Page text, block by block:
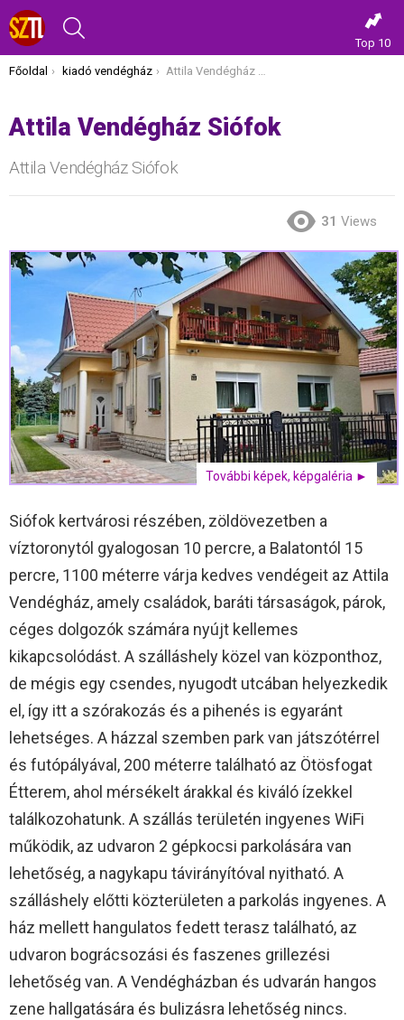
Top 10
Itt vagy most:
Főoldal kiadó vendégház Attila Vendégház Siófok
Attila Vendégház Siófok
Attila Vendégház Siófok
31 Views
További képek, képgaléria ►
Siófok kertvárosi részében, zöldövezetben a
víztoronytól gyalogosan 10 percre, a Balatontól 15
percre, 1100 méterre várja kedves vendégeit az Attila
Vendégház, amely családok, baráti társaságok, párok,
céges dolgozók számára nyújt kellemes
kikapcsolódást. A szálláshely közel van központhoz,
de mégis egy csendes, nyugodt utcában helyezkedik
el, így itt a szórakozás és a pihenés is egyaránt
lehetséges. A házzal szemben park van játszótérrel
és futópályával, 200 méterre található az Ötösfogat
Étterem, ahol mérsékelt árakkal és kiváló ízekkel
találkozohatunk. A szállás területén ingyenes WiFi
működik, az udvaron 2 gépkocsi parkolására van
lehetőség, a nagykapu távirányítóval nyitható. A
szálláshely előtti közterületen a parkolás ingyenes. A
ház mellett hangulatos fedett terasz található, az
udvaron bográcsozási és faszenes grillezési
lehetőség van. A Vendégházban és udvarán hangos
zene hallgatására és bulizásra lehetőség nincs.